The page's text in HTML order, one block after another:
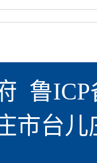
鲁ICP
市台儿